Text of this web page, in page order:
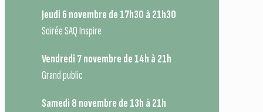
Jeudi 6 novembre de 17h30 à 21h30
Soirée SAQ Inspire
Vendredi 7 novembre de 14h à 21h
Grand public
Samedi 8 novembre de 13h à 21h